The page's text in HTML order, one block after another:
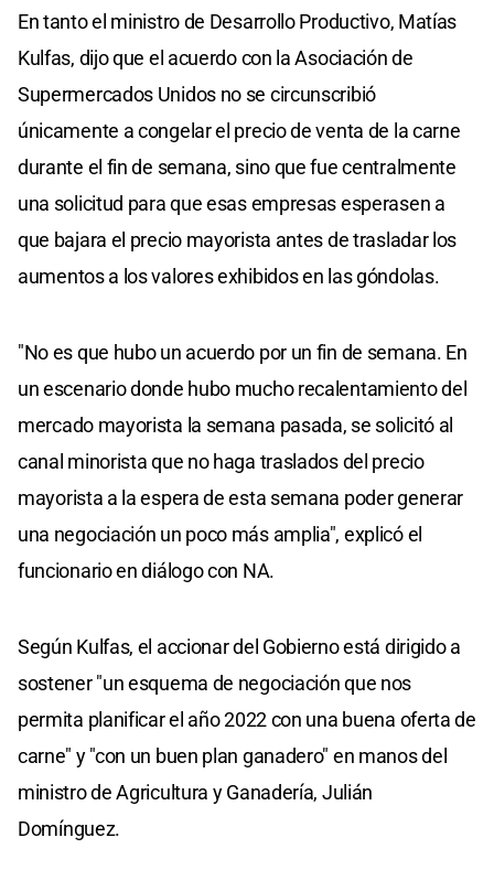
En tanto el ministro de Desarrollo Productivo, Matías
Kulfas, dijo que el acuerdo con la Asociación de
Supermercados Unidos no se circunscribió
únicamente a congelar el precio de venta de la carne
durante el fin de semana, sino que fue centralmente
una solicitud para que esas empresas esperasen a
que bajara el precio mayorista antes de trasladar los
aumentos a los valores exhibidos en las góndolas.
"No es que hubo un acuerdo por un fin de semana. En
un escenario donde hubo mucho recalentamiento del
mercado mayorista la semana pasada, se solicitó al
canal minorista que no haga traslados del precio
mayorista a la espera de esta semana poder generar
una negociación un poco más amplia", explicó el
funcionario en diálogo con NA.
Según Kulfas, el accionar del Gobierno está dirigido a
sostener "un esquema de negociación que nos
permita planificar el año 2022 con una buena oferta de
carne" y "con un buen plan ganadero" en manos del
ministro de Agricultura y Ganadería, Julián
Domínguez.